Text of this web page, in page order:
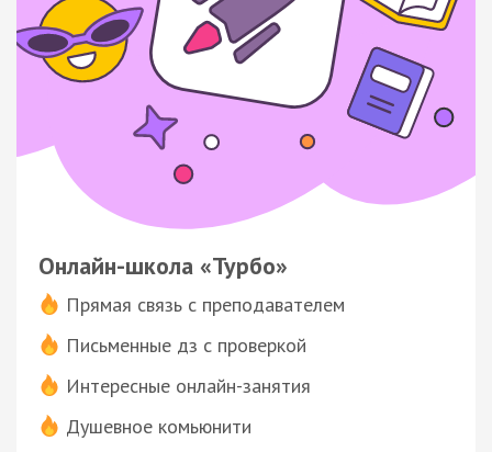
Онлайн-школа «Турбо»
Прямая связь с преподавателем
Письменные дз с проверкой
Интересные онлайн-занятия
Душевное комьюнити